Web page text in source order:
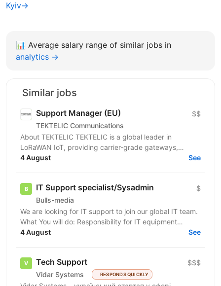
Kyiv→
📊 Average salary range of similar jobs in
analytics →
Similar jobs
Support Manager (EU)
TEKTELIC Communications
$$
About TEKTELIC TEKTELIC is a global leader in
LoRaWAN IoT, providing carrier-grade gateways,
sensors, and end‑to‑end solutions for Industrial,
4 August See
IT Support specialist/Sysadmin
Bulls-media
$
We are looking for IT support to join our global IT team.
What You will do: Responsibility for IT equipment
including purchasing Install and upgrade...
4 August See
Tech Support
Vidar Systems RESPONDS QUICKLY
$$$